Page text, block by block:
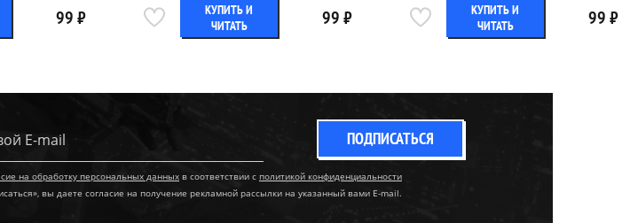
99 ₽
КУПИТЬ И
ЧИТАТЬ
99 ₽
КУПИТЬ И
ЧИТАТЬ
99 ₽
ПОДПИСАТЬСЯ
на обработку персональных данных в соответствии с политикой конфиденциальности
вы даете согласие на получение рекламной рассылки на указанный вами E-mail.